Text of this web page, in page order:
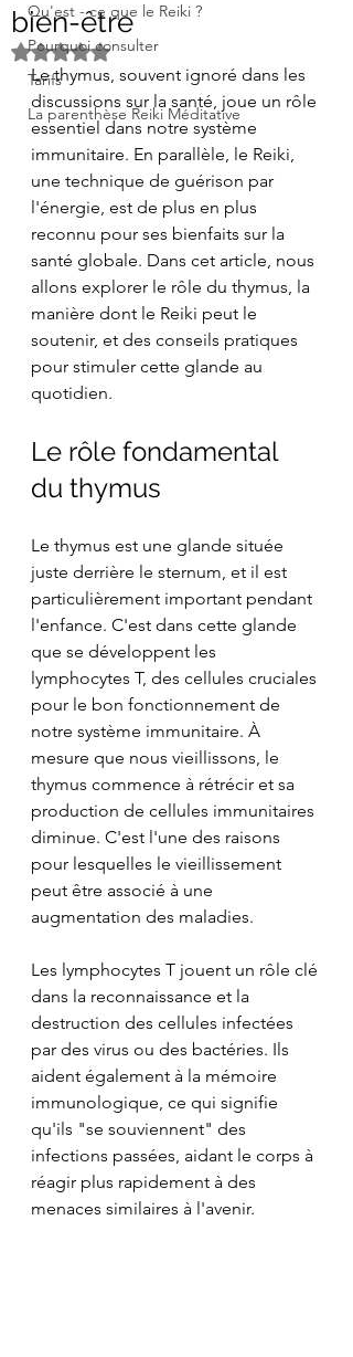
Qu'est - ce que le Reiki ?
Pourquoi consulter
Tarifs
La parenthèse Reiki Méditative
bien-être
Noté NaN étoiles sur 5.
Le thymus, souvent ignoré dans les
discussions sur la santé, joue un rôle
essentiel dans notre système
immunitaire. En parallèle, le Reiki,
une technique de guérison par
l'énergie, est de plus en plus
reconnu pour ses bienfaits sur la
santé globale. Dans cet article, nous
allons explorer le rôle du thymus, la
manière dont le Reiki peut le
soutenir, et des conseils pratiques
pour stimuler cette glande au
quotidien.
Le rôle fondamental
du thymus
Le thymus est une glande située
juste derrière le sternum, et il est
particulièrement important pendant
l'enfance. C'est dans cette glande
que se développent les
lymphocytes T, des cellules cruciales
pour le bon fonctionnement de
notre système immunitaire. À
mesure que nous vieillissons, le
thymus commence à rétrécir et sa
production de cellules immunitaires
diminue. C'est l'une des raisons
pour lesquelles le vieillissement
peut être associé à une
augmentation des maladies.
Les lymphocytes T jouent un rôle clé
dans la reconnaissance et la
destruction des cellules infectées
par des virus ou des bactéries. Ils
aident également à la mémoire
immunologique, ce qui signifie
qu'ils "se souviennent" des
infections passées, aidant le corps à
réagir plus rapidement à des
menaces similaires à l'avenir.